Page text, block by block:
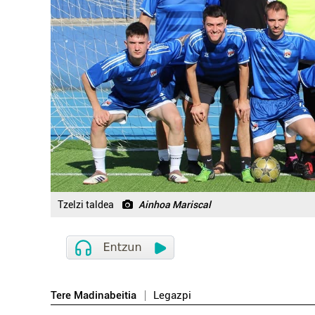
Tzelzi taldea Ainhoa Mariscal
Tere Madinabeitia Legazpi